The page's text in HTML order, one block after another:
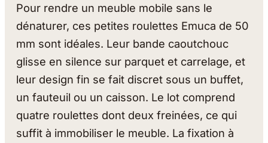
Pour rendre un meuble mobile sans le
dénaturer, ces petites roulettes Emuca de 50
mm sont idéales. Leur bande caoutchouc
glisse en silence sur parquet et carrelage, et
leur design fin se fait discret sous un buffet,
un fauteuil ou un caisson. Le lot comprend
quatre roulettes dont deux freinées, ce qui
suffit à immobiliser le meuble. La fixation à